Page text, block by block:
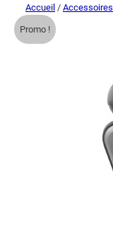
Accueil / Accessoires
Promo !